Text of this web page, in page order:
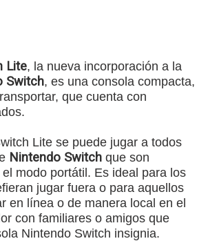
Lite, la nueva incorporación a la
Switch, es una consola compacta,
que cuenta con
Lite se puede jugar a todos
Nintendo Switch que son
modo portátil. Es ideal para los
jugar fuera o para aquellos
en línea o de manera local en el
con familiares o amigos que
Nintendo Switch insignia.